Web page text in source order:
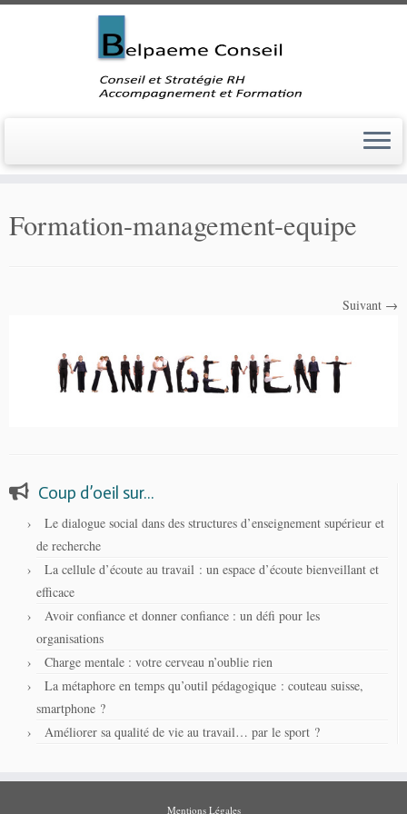
content
Formation-management-equipe
Suivant →
Coup d’oeil sur…
Le dialogue social dans des structures d’enseignement supérieur et
de recherche
La cellule d’écoute au travail : un espace d’écoute bienveillant et
efficace
Avoir confiance et donner confiance : un défi pour les
organisations
Charge mentale : votre cerveau n’oublie rien
La métaphore en temps qu’outil pédagogique : couteau suisse,
smartphone ?
Améliorer sa qualité de vie au travail… par le sport ?
Mentions Légales